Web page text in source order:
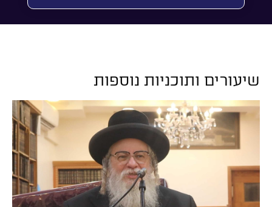
שיעורים ותוכניות נוספות